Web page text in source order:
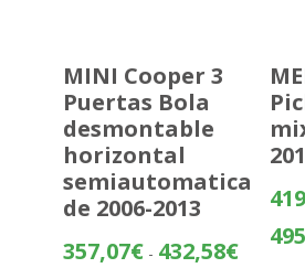
MINI Cooper 3
Puertas Bola
desmontable
horizontal
semiautomatica
de 2006-2013
357,07€ - 432,58€Rango